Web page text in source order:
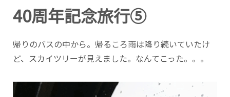
40周年記念旅行⑤
帰りのバスの中から。帰るころ雨は降り続いていたけ
ど、スカイツリーが見えました。なんてこった。。。